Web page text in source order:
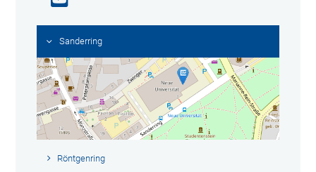
Sanderring
Röntgenring